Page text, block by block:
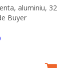
aluminiu, 32
Buyer